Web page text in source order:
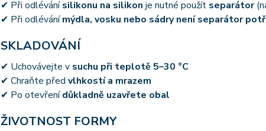
✔ Při odlévánísilikonu na silikon je nutné použít separátor
✔ Při odlévánímýdla, vosku nebo sádry není separátor
SKLADOVÁNÍ
✔ Uchovávejte v suchu při teplotě 5–30 °C
✔ Chraňte před vlhkostí a mrazem
✔ Po otevřenídůkladně uzavřete obal
ŽIVOTNOST FORMY